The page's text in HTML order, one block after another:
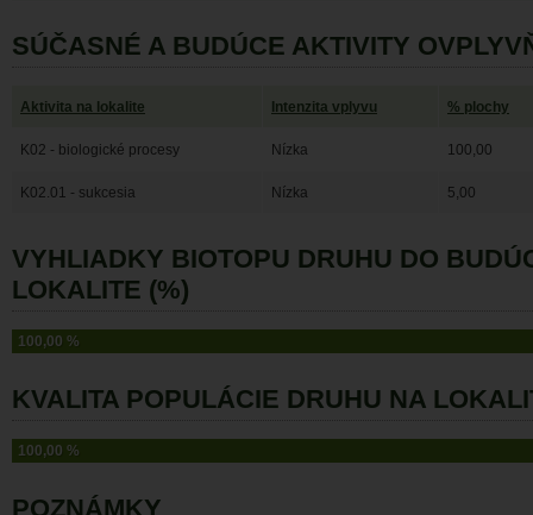
SÚČASNÉ A BUDÚCE AKTIVITY
Aktivita na lokalite Intenzita vplyvu % plochy
K02 - biologické procesy Nízka 100,00
K02.01 - sukcesia Nízka 5,00
VYHLIADKY BIOTOPU DRUHU DO
LOKALITE (%)
100,00 %
KVALITA POPULÁCIE DRUHU NA
100,00 %
POZNÁMKY